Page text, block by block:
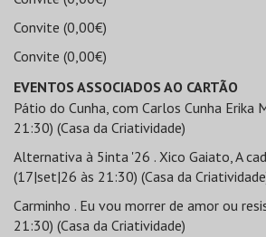
Convite (0,00€)
Convite (0,00€)
EVENTOS ASSOCIADOS AO CARTÃO
Pátio do Cunha, com Carlos Cunha Erika
21:30) (Casa da Criatividade)
Alternativa à 5inta '26 . Xico Gaiato, A
(17|set|26 às 21:30) (Casa da
Carminho . Eu vou morrer de amor ou
21:30) (Casa da Criatividade)